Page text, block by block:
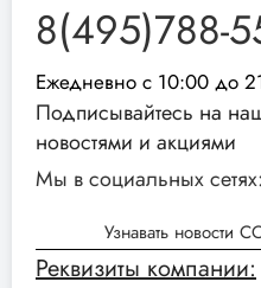
8(495)788-
Ежедневно с 10:00 до
Подписывайтесь на
новостями и акциями
Мы в социальных сетях:
Узнавать новости
Реквизиты компании: